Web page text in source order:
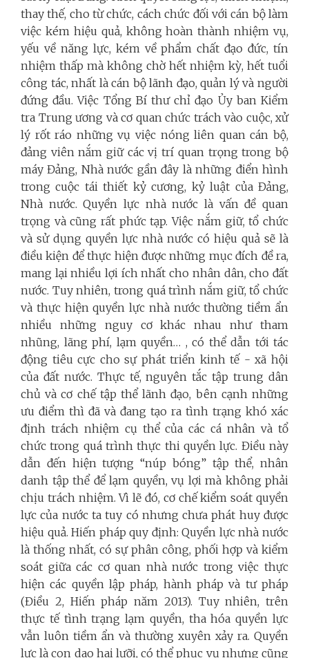
thay thế, cho từ chức, cách chức đối với cán bộ làm
việc kém hiệu quả, không hoàn thành nhiệm vụ,
yếu về năng lực, kém về phẩm chất đạo đức, tín
nhiệm thấp mà không chờ hết nhiệm kỳ, hết tuổi
công tác, nhất là cán bộ lãnh đạo, quản lý và người
đứng đầu. Việc Tổng Bí thư chỉ đạo Ủy ban Kiểm
tra Trung ương và cơ quan chức trách vào cuộc, xử
lý rốt ráo những vụ việc nóng liên quan cán bộ,
đảng viên nắm giữ các vị trí quan trọng trong bộ
máy Đảng, Nhà nước gần đây là những điển hình
trong cuộc tái thiết kỷ cương, kỷ luật của Đảng,
Nhà nước. Quyền lực nhà nước là vấn đề quan
trọng và cũng rất phức tạp. Việc nắm giữ, tổ chức
và sử dụng quyền lực nhà nước có hiệu quả sẽ là
điều kiện để thực hiện được những mục đích đề ra,
mang lại nhiều lợi ích nhất cho nhân dân, cho đất
nước. Tuy nhiên, trong quá trình nắm giữ, tổ chức
và thực hiện quyền lực nhà nước thường tiềm ẩn
nhiều những nguy cơ khác nhau như tham
nhũng, lãng phí, lạm quyền… , có thể dẫn tới tác
động tiêu cực cho sự phát triển kinh tế - xã hội
của đất nước. Thực tế, nguyên tắc tập trung dân
chủ và cơ chế tập thể lãnh đạo, bên cạnh những
ưu điểm thì đã và đang tạo ra tình trạng khó xác
định trách nhiệm cụ thể của các cá nhân và tổ
chức trong quá trình thực thi quyền lực. Điều này
dẫn đến hiện tượng “núp bóng” tập thể, nhân
danh tập thể để lạm quyền, vụ lợi mà không phải
chịu trách nhiệm. Vì lẽ đó, cơ chế kiểm soát quyền
lực của nước ta tuy có nhưng chưa phát huy được
hiệu quả. Hiến pháp quy định: Quyền lực nhà nước
là thống nhất, có sự phân công, phối hợp và kiểm
soát giữa các cơ quan nhà nước trong việc thực
hiện các quyền lập pháp, hành pháp và tư pháp
(Điều 2, Hiến pháp năm 2013). Tuy nhiên, trên
thực tế tình trạng lạm quyền, tha hóa quyền lực
vẫn luôn tiềm ẩn và thường xuyên xảy ra. Quyền
lực là con dao hai lưỡi, có thể phục vụ nhưng cũng